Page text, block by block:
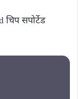
सपोर्टेड